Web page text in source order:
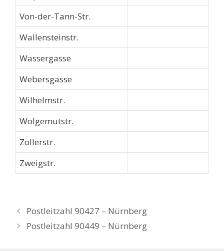
Von-der-Tann-Str.
Wallensteinstr.
Wassergasse
Webersgasse
Wilhelmstr.
Wolgemutstr.
Zollerstr.
Zweigstr.
Postleitzahl 90427 – Nürnberg
Postleitzahl 90449 – Nürnberg